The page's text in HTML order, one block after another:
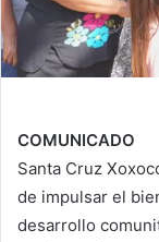
COMUNICADO
Santa Cruz
de impulsar el
desarrollo